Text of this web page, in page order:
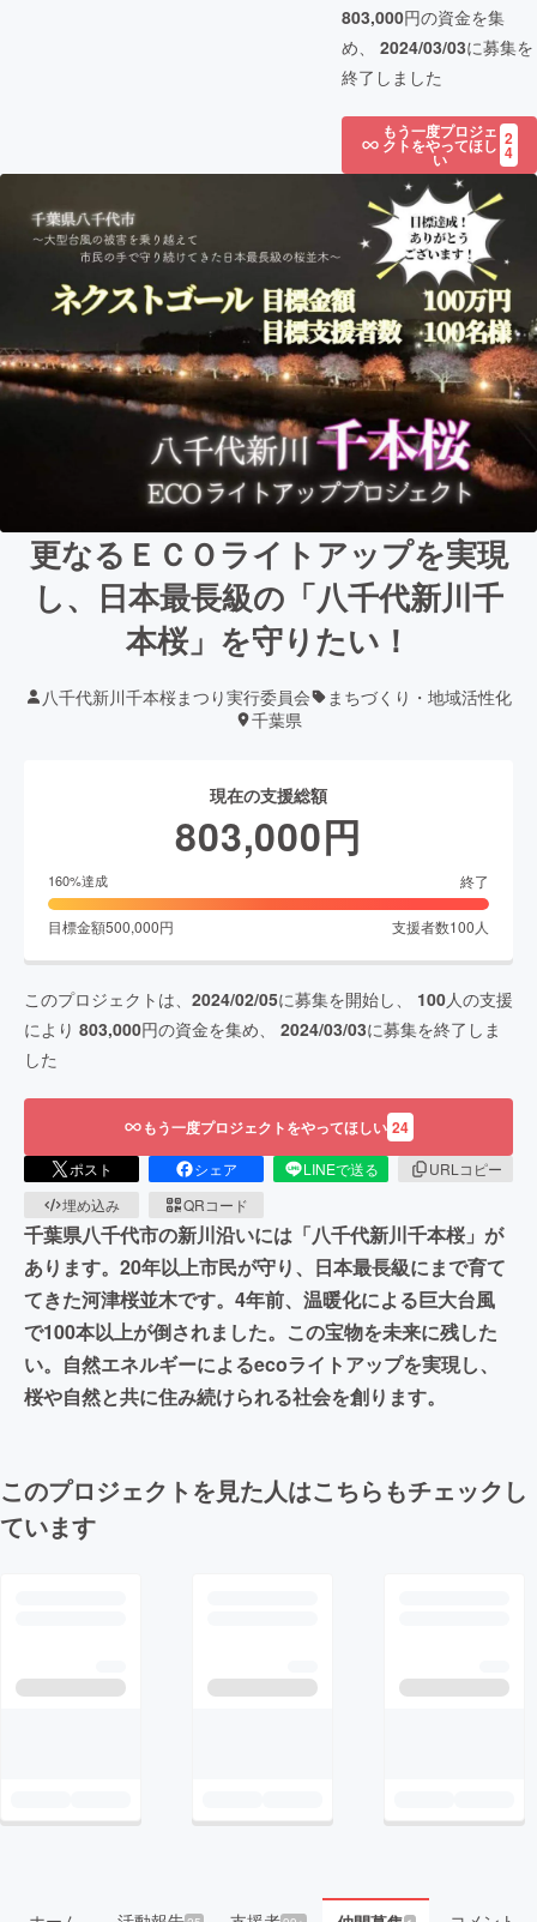
803,000円の資金を集
め、 2024/03/03に募集を
終了しました
もう一度プロジェ
クトをやってほし
い
2
4
更なるＥＣＯライトアップを実現
し、日本最長級の「八千代新川千
本桜」を守りたい！
八千代新川千本桜まつり実行委員会
まちづくり・地域活性化
千葉県
現在の支援総額
803,000円
160%達成 終了
目標金額500,000円 支援者数100 人
このプロジェクトは、 2024/02/05に募集を開始し、 100人の支援
により 803,000円の資金を集め、 2024/03/03に募集を終了しま
した
もう一度プロジェクトをやってほしい 24
ポスト シェア LINEで送る
URLコピー
埋め込み
QRコード
千葉県八千代市の新川沿いには「八千代新川千本桜」が
あります。20年以上市民が守り、日本最長級にまで育て
てきた河津桜並木です。4年前、温暖化による巨大台風
で100本以上が倒されました。この宝物を未来に残した
い。自然エネルギーによるecoライトアップを実現し、
桜や自然と共に住み続けられる社会を創ります。
このプロジェクトを見た人はこちらもチェックし
ています